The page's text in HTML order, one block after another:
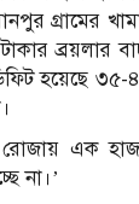
গ্রামের
ব্রয়লার
হয়েছে ৩৫-
রোজায় এক
না।’